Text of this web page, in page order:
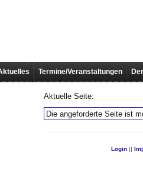
Termine/Veranstaltungen
Aktuelle Seite:
Die angeforderte Seite ist
Login ||